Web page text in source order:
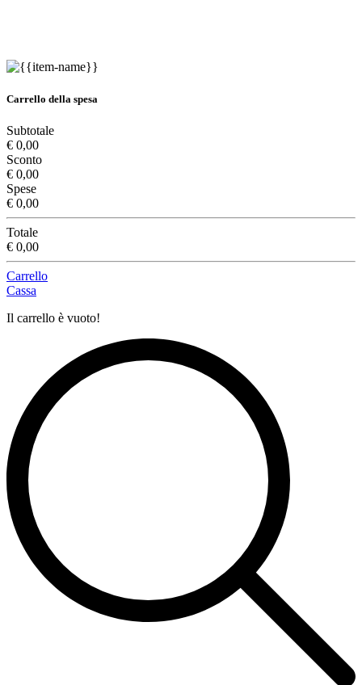
Carrello della spesa
Subtotale
€ 0,00
Sconto
€ 0,00
Spese
€ 0,00
Totale
€ 0,00
Carrello
Cassa
Il carrello è vuoto!